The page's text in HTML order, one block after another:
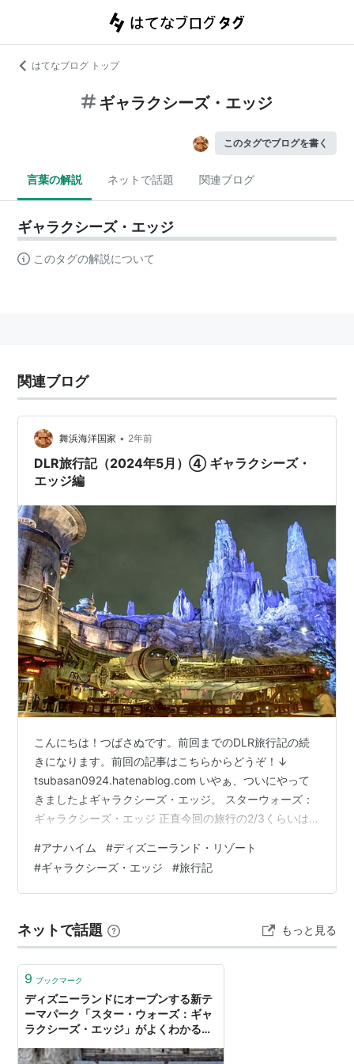
はてなブログ トップ
ギャラクシーズ・エッジ
このタグでブログを書く
言葉の解説 ネットで話題 関連ブログ
ギャラクシーズ・エッジ
このタグの解説について
関連ブログ
舞浜海洋国家 • 2年前
DLR旅行記（2024年5月）④ ギャラクシーズ・
エッジ編
こんにちは！つばさぬです。前回までのDLR旅行記の続
きになります。前回の記事はこちらからどうぞ！↓
tsubasan0924.hatenablog.com いやぁ、ついにやって
きましたよギャラクシーズ・エッジ。 スターウォーズ：
ギャラクシーズ・エッジ 正直今回の旅行の2/3くらいは
ズニーランドに大規模なスター・ウォーズのエリアが完
成するということを聞いて以来、行くことのできる日を
心待ちにしていました。 日本から連れてきたサラマンダ
まで映画全作とドラマの一部しか見ていなかった自分
が、全133話に…
#アナハイム #ディズニーランド・リゾート
#ギャラクシーズ・エッジ #旅行記
ネットで話題 もっと見る
9 ブックマーク
ディズニーランドにオープンする新テ
ーマパーク「スター・ウォーズ：ギャ
ラクシーズ・エッジ」がよくわかる写